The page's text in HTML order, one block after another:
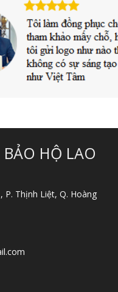
HỘ LAO
P. Thịnh Liệt, Q. Hoàng